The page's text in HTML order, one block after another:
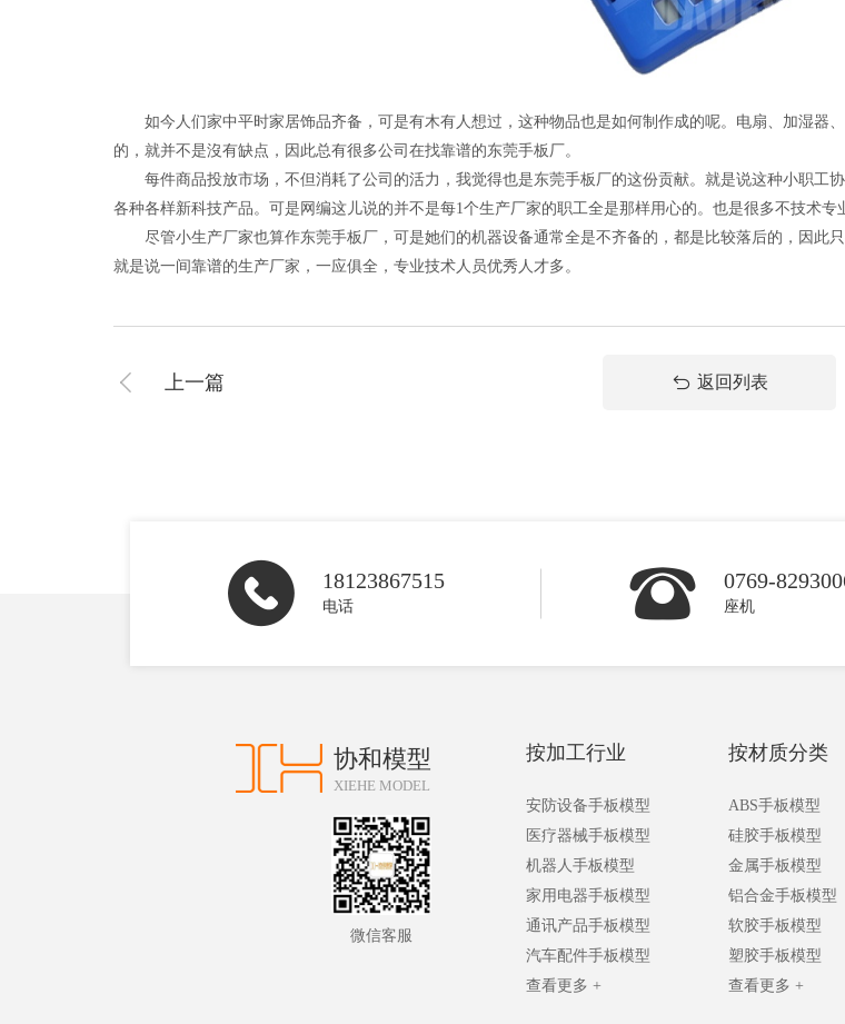
如今人们家中平时家居饰品齐备，可是有木有人想过，这种物品也是如何制作成的呢。电扇、加湿器
的，就并不是沒有缺点，因此总有很多公司在找靠谱的东莞手板厂。
每件商品投放市场，不但消耗了公司的活力，我觉得也是东莞手板厂的这份贡献。就是说这种小职工
各种各样新科技产品。可是网编这儿说的并不是每1个生产厂家的职工全是那样用心的。也是很多不技术专
尽管小生产厂家也算作东莞手板厂，可是她们的机器设备通常全是不齐备的，都是比较落后的，因此
就是说一间靠谱的生产厂家，一应俱全，专业技术人员优秀人才多。
上一篇 返回列表
18123867515
电话
0769-
座机
协和模型
XIEHE MODEL
微信客服
按加工行业
安防设备手板模型
医疗器械手板模型
机器人手板模型
家用电器手板模型
通讯产品手板模型
汽车配件手板模型
查看更多 +
按材质分类
ABS手板模型
硅胶手板模型
金属手板模型
铝合金手板模型
软胶手板模型
塑胶手板模型
查看更多 +